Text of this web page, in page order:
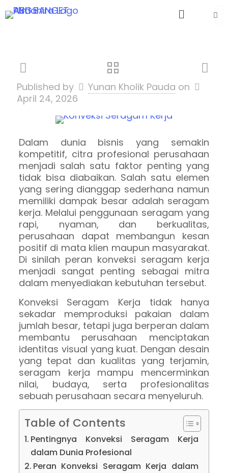
Published by Yunan Kholik Pauda on
April 24, 2026
Dalam dunia bisnis yang semakin
kompetitif, citra profesional perusahaan
menjadi salah satu faktor penting yang
tidak bisa diabaikan. Salah satu elemen
yang sering dianggap sederhana namun
memiliki dampak besar adalah seragam
kerja. Melalui penggunaan seragam yang
rapi, nyaman, dan berkualitas,
perusahaan dapat membangun kesan
positif di mata klien maupun masyarakat.
Di sinilah peran konveksi seragam kerja
menjadi sangat penting sebagai mitra
dalam menyediakan kebutuhan tersebut.
Konveksi Seragam Kerja tidak hanya
sekadar memproduksi pakaian dalam
jumlah besar, tetapi juga berperan dalam
membantu perusahaan menciptakan
identitas visual yang kuat. Dengan desain
yang tepat dan kualitas yang terjamin,
seragam kerja mampu mencerminkan
nilai, budaya, serta profesionalitas
sebuah perusahaan secara menyeluruh.
Table of Contents
Pentingnya Konveksi Seragam Kerja
dalam Dunia Profesional
Peran Konveksi Seragam Kerja dalam